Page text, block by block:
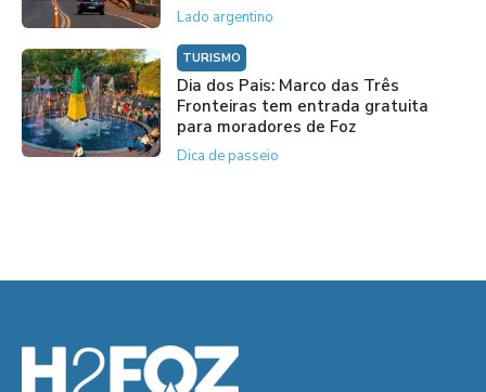
Lado argentino
TURISMO
Dia dos Pais: Marco das Três
Fronteiras tem entrada gratuita
para moradores de Foz
Dica de passeio